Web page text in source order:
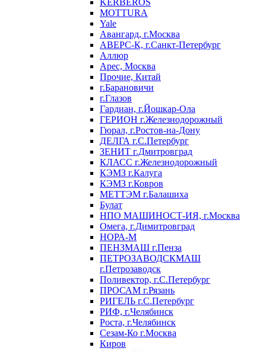
KERBEROS
MOTTURA
Yale
Авангард, г.Москва
АВЕРС-К, г.Санкт-Петербург
Аллюр
Арес, Москва
Прочие, Китай
г.Барановичи
г.Глазов
Гардиан, г.Йошкар-Ола
ГЕРИОН г.Железнодорожный
Гюрал, г.Ростов-на-Дону
ДЕЛГА г.С.Петербург
ЗЕНИТ г.Дмитровград
КЛАСС г.Железнодорожный
КЭМЗ г.Калуга
КЭМЗ г.Ковров
МЕТТЭМ г.Балашиха
Булат
НПО МАШИНОСТ-ИЯ, г.Москва
Омега, г.Димитровград
НОРА-М
ПЕНЗМАШ г.Пенза
ПЕТРОЗАВОДСКМАШ
г.Петрозаводск
Поливектор, г.С.Петербург
ПРОСАМ г.Рязань
РИГЕЛЬ г.С.Петербург
РИФ, г.Челябинск
Роста, г.Челябинск
Сезам-Ко г.Москва
Киров